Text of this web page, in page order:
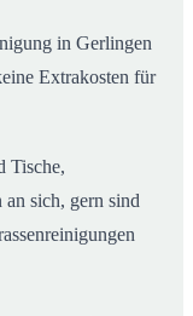
in Gerlingen
Extrakosten für
Tische,
an sich, gern sind